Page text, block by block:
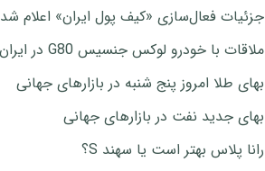
جزئیات فعال‌سازی «کیف پول ایران» اعلام شد
ملاقات با خودرو لوکس جنسیس G80 در ایران
بهای طلا امروز پنج شنبه در بازارهای جهانی
بهای جدید نفت در بازارهای جهانی
رانا پلاس بهتر است یا سهند S؟